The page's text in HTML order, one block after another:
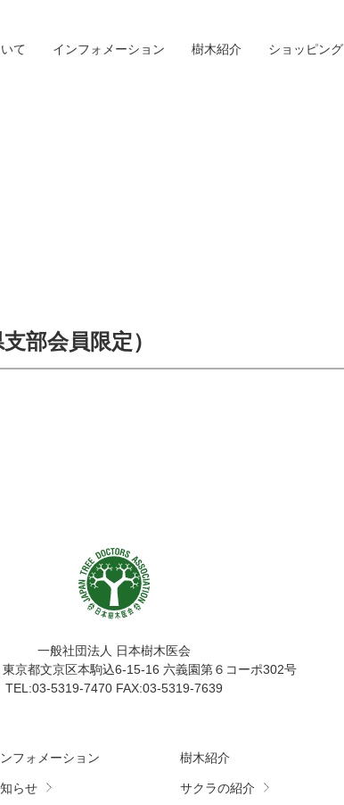
て インフォメーション 樹木紹介 ショッピング
部会員限定）
一般社団法人 日本樹木医会
東京都文京区本駒込6-15-16 六義園第６コーポ302号
TEL:03-5319-7470 FAX:03-5319-7639
フォメーション
らせ
樹木紹介
サクラの紹介